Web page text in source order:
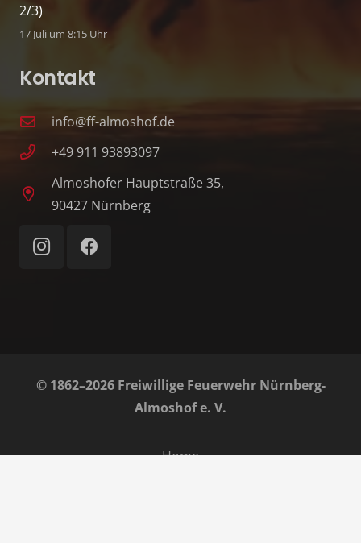
2/3)
17 Juli um 8:15 Uhr
Kontakt
info@ff-almoshof.de
+49 911 93893097
Almoshofer Hauptstraße 35,
90427 Nürnberg
© 1862–2026 Freiwillige Feuerwehr Nürnberg-
Almoshof e. V.
Home